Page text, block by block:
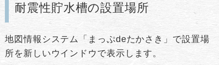
耐震性貯水槽の設置場所
地図情報システム「まっぷdeたかさき」で設置場
所を新しいウインドウで表示します。